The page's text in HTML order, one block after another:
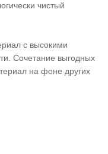
чистый
с высокими
Сочетание выгодных
на фоне других